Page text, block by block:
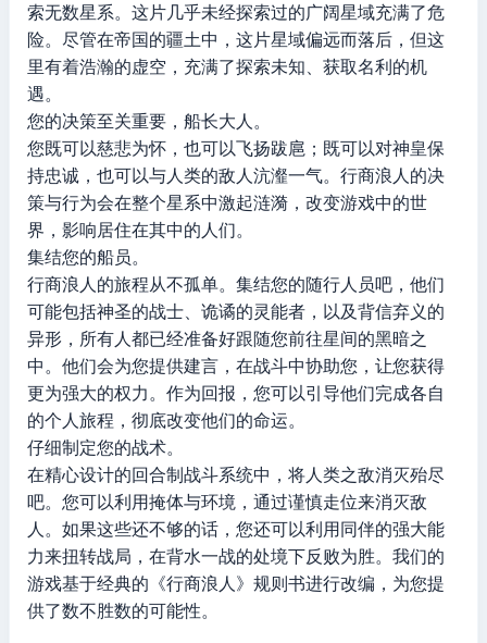
索无数星系。这片几乎未经探索过的广阔星域充满了危
险。尽管在帝国的疆土中，这片星域偏远而落后，但这
里有着浩瀚的虚空，充满了探索未知、获取名利的机
遇。
您的决策至关重要，船长大人。
您既可以慈悲为怀，也可以飞扬跋扈；既可以对神皇保
持忠诚，也可以与人类的敌人沆瀣一气。行商浪人的决
策与行为会在整个星系中激起涟漪，改变游戏中的世
界，影响居住在其中的人们。
集结您的船员。
行商浪人的旅程从不孤单。集结您的随行人员吧，他们
可能包括神圣的战士、诡谲的灵能者，以及背信弃义的
异形，所有人都已经准备好跟随您前往星间的黑暗之
中。他们会为您提供建言，在战斗中协助您，让您获得
更为强大的权力。作为回报，您可以引导他们完成各自
的个人旅程，彻底改变他们的命运。
仔细制定您的战术。
在精心设计的回合制战斗系统中，将人类之敌消灭殆尽
吧。您可以利用掩体与环境，通过谨慎走位来消灭敌
人。如果这些还不够的话，您还可以利用同伴的强大能
力来扭转战局，在背水一战的处境下反败为胜。我们的
游戏基于经典的《行商浪人》规则书进行改编，为您提
供了数不胜数的可能性。